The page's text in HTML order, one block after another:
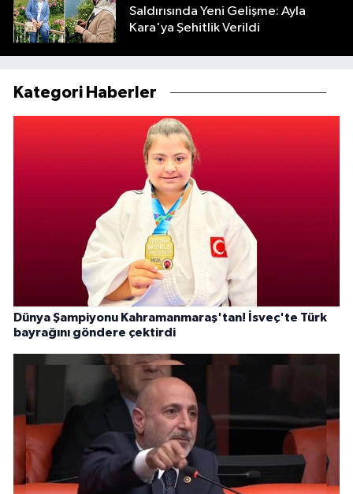
Saldırısında Yeni Gelişme: Ayla
Kara'ya Şehitlik Verildi
Kategori Haberler
Dünya Şampiyonu Kahramanmaraş'tan! İsveç'te Türk
bayrağını göndere çektirdi